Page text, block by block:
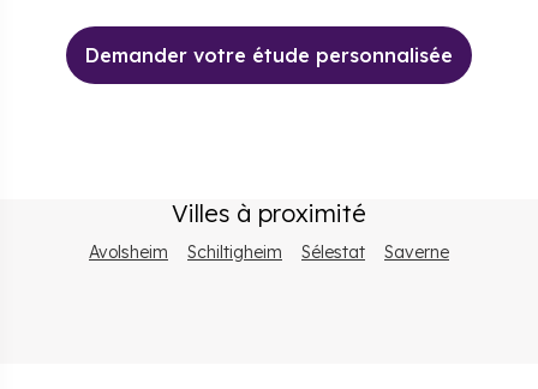
Demander votre étude personnalisée
Villes à proximité
Avolsheim Schiltigheim Sélestat Saverne